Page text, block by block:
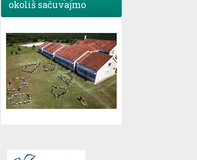
okoliš sačuvajmo